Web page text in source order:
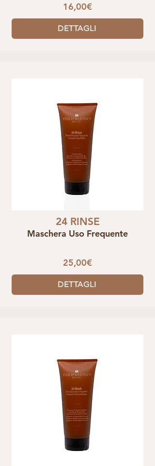
16,00€
DETTAGLI
24 RINSE
Maschera Uso Frequente
25,00€
DETTAGLI